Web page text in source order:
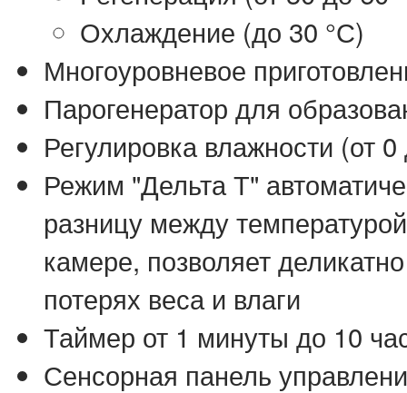
Охлаждение (до 30 °С)
Многоуровневое
Парогенератор для
Регулировка влажности (от
Режим "Дельта Т"
разницу между
камере, позволяет
потерях веса и влаги
Таймер от 1 минуты до 10
Сенсорная панель